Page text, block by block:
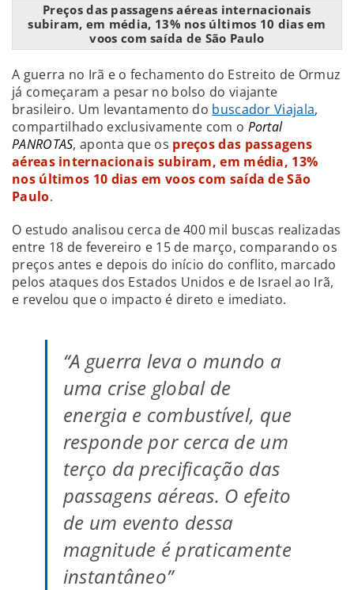
Preços das passagens aéreas internacionais
subiram, em média, 13% nos últimos 10 dias em
voos com saída de São Paulo
A guerra no Irã e o fechamento do Estreito de Ormuz
já começaram a pesar no bolso do viajante
brasileiro. Um levantamento do buscador Viajala,
compartilhado exclusivamente com o Portal
PANROTAS, aponta que os preços das passagens
aéreas internacionais subiram, em média, 13%
nos últimos 10 dias em voos com saída de São
Paulo.
O estudo analisou cerca de 400 mil buscas realizadas
entre 18 de fevereiro e 15 de março, comparando os
preços antes e depois do início do conflito, marcado
pelos ataques dos Estados Unidos e de Israel ao Irã,
e revelou que o impacto é direto e imediato.
“A guerra leva o mundo a
uma crise global de
energia e combustível, que
responde por cerca de um
terço da precificação das
passagens aéreas. O efeito
de um evento dessa
magnitude é praticamente
instantâneo”